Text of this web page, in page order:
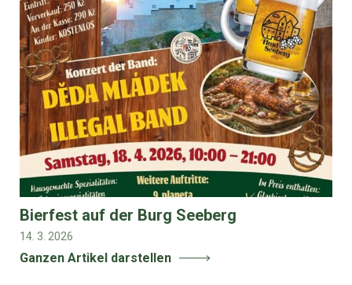
Bierfest auf der Burg Seeberg
14. 3. 2026
Ganzen Artikel darstellen